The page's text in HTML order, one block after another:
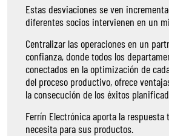
Estas desviaciones se ven
diferentes socios intervienen en un
Centralizar las operaciones en un
confianza, donde todos los
conectados en la optimización de
del proceso productivo, ofrece
la consecución de los éxitos
Ferrín Electrónica aporta la respuesta
necesita para sus productos.